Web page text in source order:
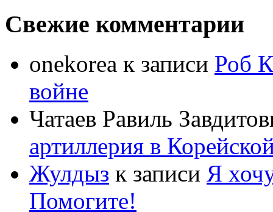
Свежие комментарии
onekorea к записи Роб
войне
Чатаев Равиль
артиллерия в
Жулдыз к записи Я
Помогите!